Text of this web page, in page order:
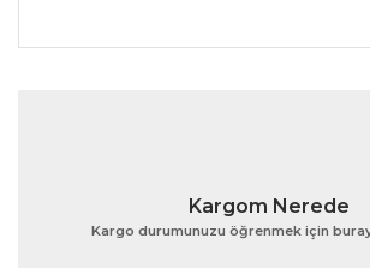
Bu ürünün fiyat bilgisi, resim, ürün
Ürün açıklamasında eksik bilgiler
Kargom Nerede
Kargo durumunuzu öğrenmek için